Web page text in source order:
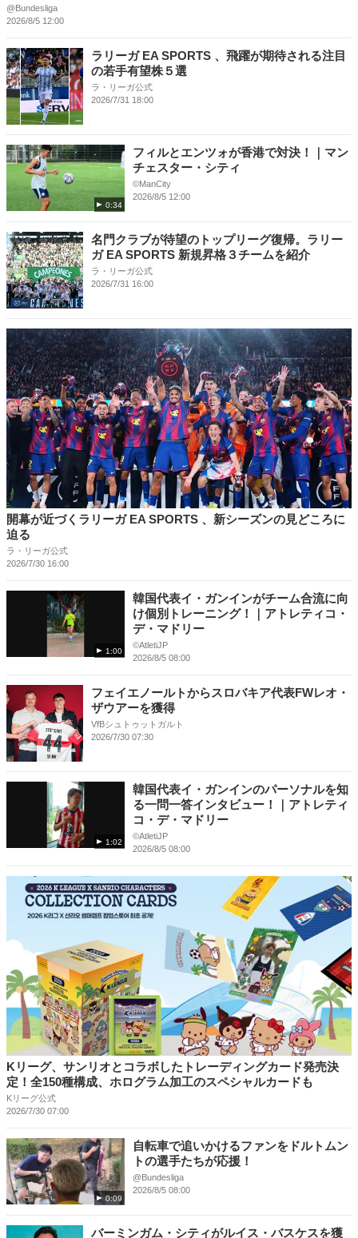
@Bundesliga
2026/8/5 12:00
ラリーガ EA SPORTS 、飛躍が期待される注目
の若手有望株５選
ラ・リーガ公式
2026/7/31 18:00
0:34
フィルとエンツォが香港で対決！｜マン
チェスター・シティ
©ManCity
2026/8/5 12:00
名門クラブが待望のトップリーグ復帰。ラリー
ガ EA SPORTS 新規昇格３チームを紹介
ラ・リーガ公式
2026/7/31 16:00
開幕が近づくラリーガ EA SPORTS 、新シーズンの見どころに
迫る
ラ・リーガ公式
2026/7/30 16:00
1:00
韓国代表イ・ガンインがチーム合流に向
け個別トレーニング！｜アトレティコ・
デ・マドリー
©️AtletiJP
2026/8/5 08:00
フェイエノールトからスロバキア代表FWレオ・
ザウアーを獲得
VfBシュトゥットガルト
2026/7/30 07:30
1:02
韓国代表イ・ガンインのパーソナルを知
る一問一答インタビュー！｜アトレティ
コ・デ・マドリー
©️AtletiJP
2026/8/5 08:00
Kリーグ、サンリオとコラボしたトレーディングカード発売決
定！全150種構成、ホログラム加工のスペシャルカードも
Kリーグ公式
2026/7/30 07:00
0:09
自転車で追いかけるファンをドルトムン
トの選手たちが応援！
@Bundesliga
2026/8/5 08:00
バーミンガム・シティがルイス・バスケスを獲